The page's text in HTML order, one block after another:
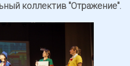
коллектив "Отражение".